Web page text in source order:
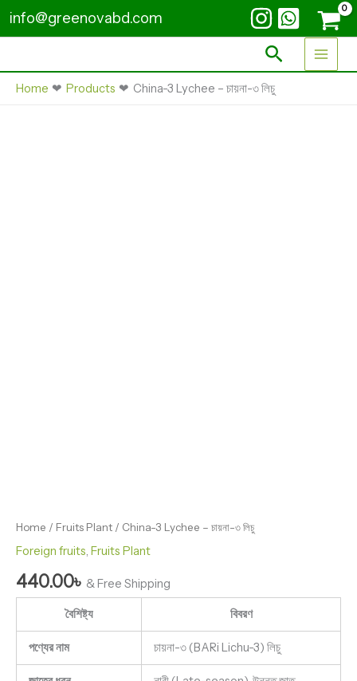
to
content
info@greenovabd.com
Search
Home Products China-3 Lychee – চায়না-৩ লিচু
Home / Fruits Plant / China-3 Lychee – চায়না-৩ লিচু
Foreign fruits, Fruits Plant
440.00৳ & Free Shipping
বৈশিষ্ট্য বিবরণ
পণ্যের নাম চায়না-৩ (BARi Lichu-3) লিচু
চায়না-৩
লিচু